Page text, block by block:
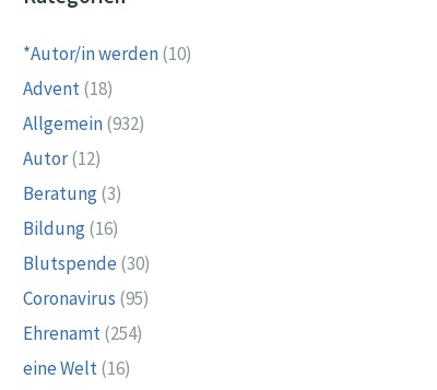
*Autor/in werden(10)
Advent(18)
Allgemein(932)
Autor(12)
Beratung(3)
Bildung(16)
Blutspende (30)
Coronavirus (95)
Ehrenamt(254)
eine Welt(16)